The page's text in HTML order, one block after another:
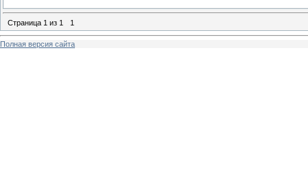
Страница 1 из 1 1
Полная версия сайта